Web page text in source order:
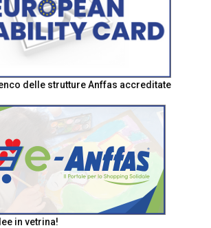
delle strutture Anffas accreditate
in vetrina!